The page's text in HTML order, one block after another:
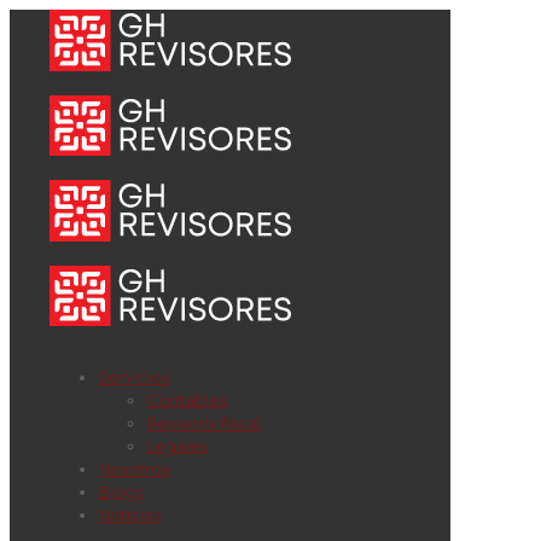
Servicios
Contables
Revisoría fiscal
Legales
Nosotros
Blogs
Noticias